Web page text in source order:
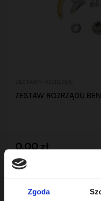
Zgoda
ZESTAW ROZRZĄDU
0,00 zł
brutto